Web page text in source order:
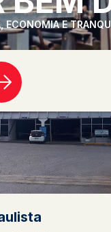
ECONOMIA E